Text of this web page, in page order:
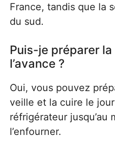
France, tandis que la
du sud.
Puis-je préparer
l’avance ?
Oui, vous pouvez
veille et la cuire le
réfrigérateur jusqu’au
l’enfourner.